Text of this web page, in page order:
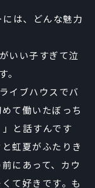
には、どんな魅力
いい子すぎて泣
。
イブハウスでバ
て働いたぼっち
と話すんです
虹夏がふたりき
にあって、カウ
て好きです。も